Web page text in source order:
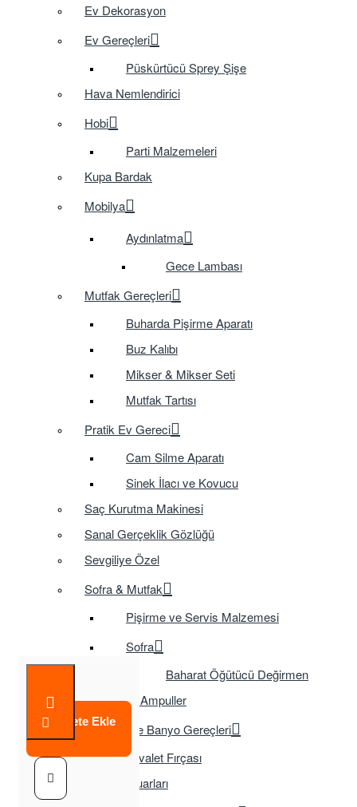
Ev Dekorasyon
Ev Gereçleri
Püskürtücü Sprey Şişe
Hava Nemlendirici
Hobi
Parti Malzemeleri
Kupa Bardak
Mobilya
Aydınlatma
Gece Lambası
Mutfak Gereçleri
Buharda Pişirme Aparatı
Buz Kalıbı
Mikser & Mikser Seti
Mutfak Tartısı
Pratik Ev Gereci
Cam Silme Aparatı
Sinek İlacı ve Kovucu
Saç Kurutma Makinesi
Sanal Gerçeklik Gözlüğü
Sevgiliye Özel
Sofra & Mutfak
Pişirme ve Servis Malzemesi
Sofra
Baharat Öğütücü Değirmen
Tasarruflu Ampuller
Temizlik ve Banyo Gereçleri
Tuvalet Fırçası
TV Aksesuarları
Sepete Ekle